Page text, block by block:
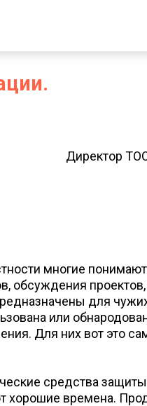
Директор
многие
обсуждения проектов,
для
или
Для них вот это
средства
хорошие времена.